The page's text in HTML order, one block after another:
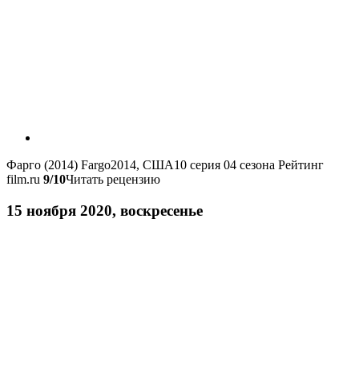
Фарго (2014) Fargo2014, США10 серия 04 сезона Рейтинг
film.ru 9/10Читать рецензию
15 ноября 2020, воскресенье